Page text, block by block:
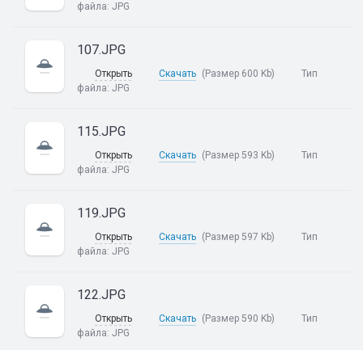
файла: JPG
107.JPG
Открыть Скачать (Размер 600 Kb)
Тип
файла: JPG
115.JPG
Открыть Скачать (Размер 593 Kb)
Тип
файла: JPG
119.JPG
Открыть Скачать (Размер 597 Kb)
Тип
файла: JPG
122.JPG
Открыть Скачать (Размер 590 Kb)
Тип
файла: JPG